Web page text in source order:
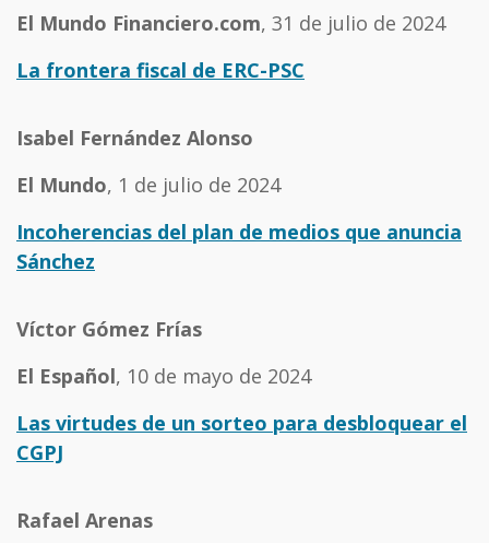
El Mundo Financiero.com, 31 de julio de 2024
La frontera fiscal de ERC-PSC
Isabel Fernández Alonso
El Mundo, 1 de julio de 2024
Incoherencias del plan de medios que anuncia
Sánchez
Víctor Gómez Frías
El Español, 10 de mayo de 2024
Las virtudes de un sorteo para desbloquear el
CGPJ
Rafael Arenas